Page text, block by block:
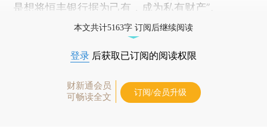
是想将恒丰银行据为己有，成为私有财产”。
本文共计5163字 订阅后继续阅读
登录 后获取已订阅的阅读权限
财新通会员
可畅读全文
订阅/会员升级